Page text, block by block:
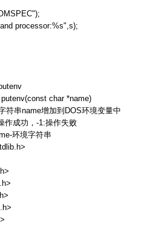
processor:%s",s);
char *name)
符串name增加到DOS环境变量中
作成功， -1:操作失败
环境字符串